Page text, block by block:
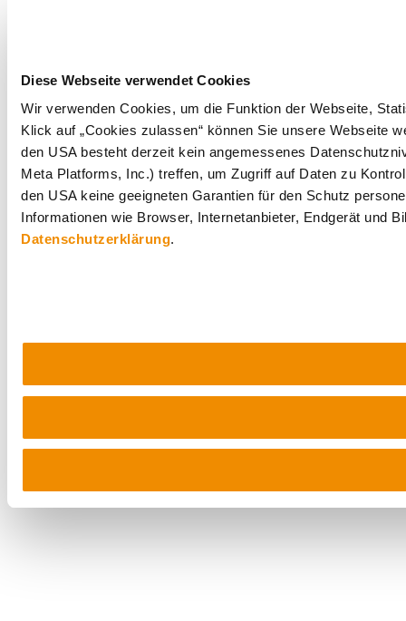
Diese Webseite verwendet Cookies
Wir verwenden Cookies, um die Funktion der Webseite,
Klick auf „Cookies zulassen“ können Sie unsere Webseite
den USA besteht derzeit kein angemessenes
Meta Platforms, Inc.) treffen, um Zugriff auf Daten zu
den USA keine geeigneten Garantien für den Schutz
Informationen wie Browser, Internetanbieter, Endgerät und
Datenschutzerklärung.